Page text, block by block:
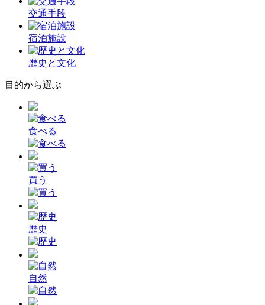
交通手段
宿泊施設
歴史と文化
目的から選ぶ
食べる
買う
歴史
自然